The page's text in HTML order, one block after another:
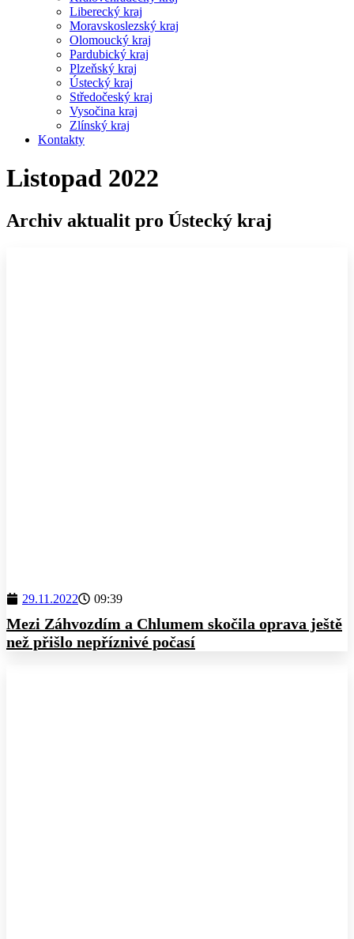
Liberecký kraj
Moravskoslezský kraj
Olomoucký kraj
Pardubický kraj
Plzeňský kraj
Ústecký kraj
Středočeský kraj
Vysočina kraj
Zlínský kraj
Kontakty
Listopad 2022
Archiv aktualit pro Ústecký kraj
29.11.2022 09:39
Mezi Záhvozdím a Chlumem skočila oprava ještě
než přišlo nepříznivé počasí